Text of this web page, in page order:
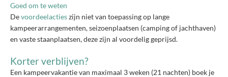
Goed om te weten
Devoordeelactieszijn niet van toepassing op lange
kampeerarrangementen, seizoenplaatsen (camping of jachthaven)
en vaste staanplaatsen, deze zijn al voordelig geprijsd.
Korter verblijven?
Een kampeervakantie van maximaal 3 weken (21 nachten) boek je